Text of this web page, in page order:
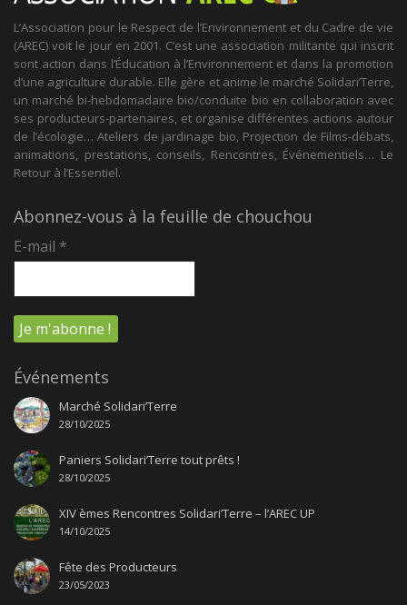
L’Association pour le Respect de l’Environnement et du Cadre de vie
(AREC) voit le jour en 2001. C’est une association militante qui inscrit
sont action dans l’Éducation à l’Environnement et dans la promotion
d’une agriculture durable. Elle gère et anime le marché Solidari’Terre,
un marché bi-hebdomadaire bio/conduite bio en collaboration avec
ses producteurs-partenaires, et organise différentes actions autour
de l’écologie… Ateliers de jardinage bio, Projection de Films-débats,
animations, prestations, conseils, Rencontres, Événementiels… Le
Retour à l’Essentiel.
Abonnez-vous à la feuille de chouchou
E-mail *
Événements
Marché Solidari’Terre
28/10/2025
Paniers Solidari’Terre tout prêts !
28/10/2025
XIV èmes Rencontres Solidari’Terre – l’AREC UP
14/10/2025
Fête des Producteurs
23/05/2023